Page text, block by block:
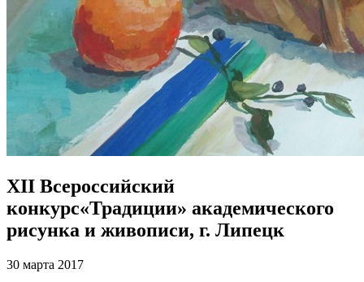
XII Всероссийский
конкурс«Традиции» академического
рисунка и живописи, г. Липецк
30 марта 2017